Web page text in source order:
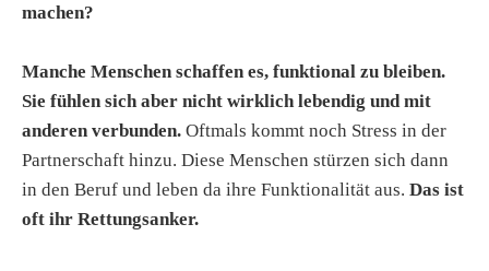
machen?
Manche Menschen schaffen es, funktional zu bleiben.
Sie fühlen sich aber nicht wirklich lebendig und mit
anderen verbunden. Oftmals kommt noch Stress in der
Partnerschaft hinzu. Diese Menschen stürzen sich dann
in den Beruf und leben da ihre Funktionalität aus. Das ist
oft ihr Rettungsanker.